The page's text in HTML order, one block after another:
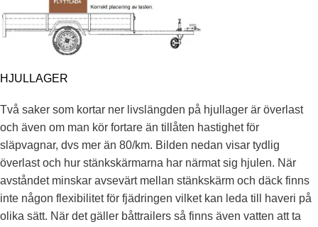
HJULLAGER
Två saker som kortar ner livslängden på hjullager är överlast
och även om man kör fortare än tillåten hastighet för
släpvagnar, dvs mer än 80/km. Bilden nedan visar tydlig
överlast och hur stänkskärmarna har närmat sig hjulen. När
avståndet minskar avsevärt mellan stänkskärm och däck finns
inte någon flexibilitet för fjädringen vilket kan leda till haveri på
olika sätt. När det gäller båttrailers så finns även vatten att ta